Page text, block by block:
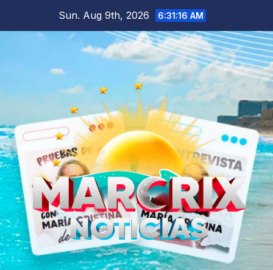
Sun. Aug 9th, 2026 6:31:17 AM